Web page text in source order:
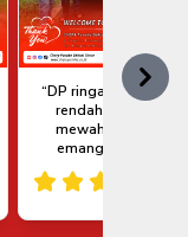
“DP ringan, bunga
rendah, mobil
mewah! Chery
emang juara.”
Next